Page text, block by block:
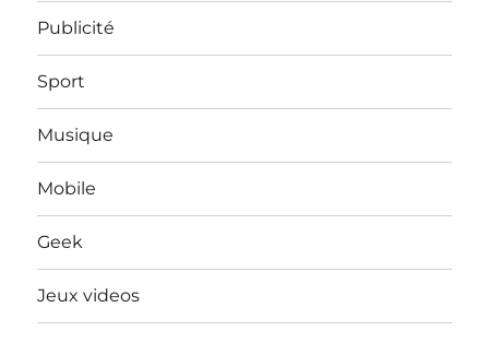
Publicité
Sport
Musique
Mobile
Geek
Jeux videos